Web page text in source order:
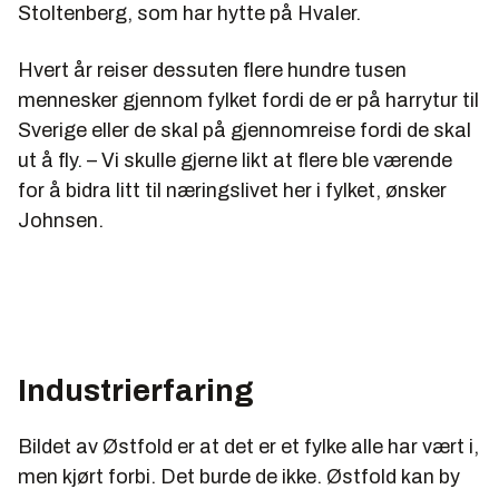
Stoltenberg, som har hytte på Hvaler.
Hvert år reiser dessuten flere hundre tusen
mennesker gjennom fylket fordi de er på harrytur til
Sverige eller de skal på gjennomreise fordi de skal
ut å fly. – Vi skulle gjerne likt at flere ble værende
for å bidra litt til næringslivet her i fylket, ønsker
Johnsen.
Industrierfaring
Bildet av Østfold er at det er et fylke alle har vært i,
men kjørt forbi. Det burde de ikke. Østfold kan by